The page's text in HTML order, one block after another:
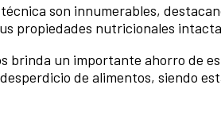
son innumerables,
propiedades nutricionales
brinda un importante ahorro de
de alimentos, siendo